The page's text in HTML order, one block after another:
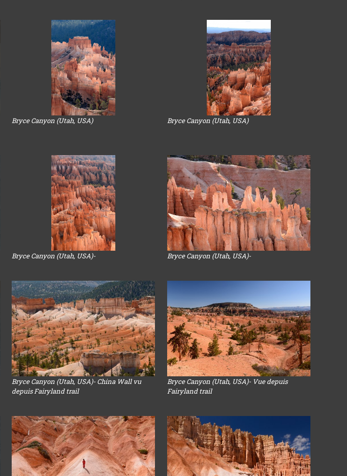
Bryce Canyon (Utah, USA) Bryce Canyon (Utah, USA)
Bryce Canyon (Utah, USA)- Bryce Canyon (Utah, USA)-
Bryce Canyon (Utah, USA)- China Wall vu
depuis Fairyland trail
Bryce Canyon (Utah, USA)- Vue depuis
Fairyland trail